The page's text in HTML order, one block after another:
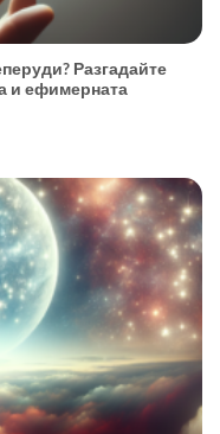
Разгадайте
и ефимерната